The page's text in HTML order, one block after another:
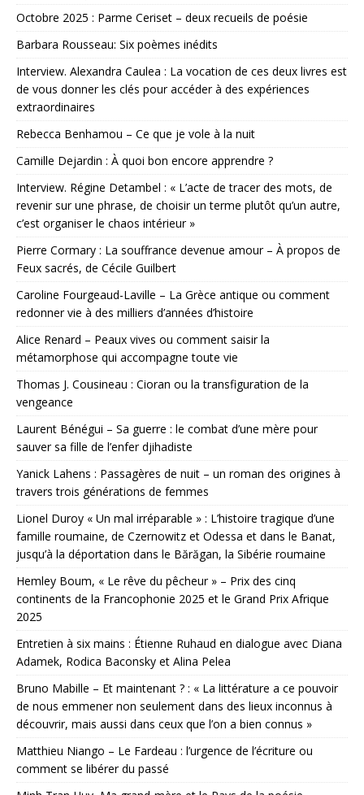
Octobre 2025 : Parme Ceriset – deux recueils de poésie
Barbara Rousseau: Six poèmes inédits
Interview. Alexandra Caulea : La vocation de ces deux livres est
de vous donner les clés pour accéder à des expériences
extraordinaires
Rebecca Benhamou – Ce que je vole à la nuit
Camille Dejardin : À quoi bon encore apprendre ?
Interview. Régine Detambel : « L’acte de tracer des mots, de
revenir sur une phrase, de choisir un terme plutôt qu’un autre,
c’est organiser le chaos intérieur »
Pierre Cormary : La souffrance devenue amour – À propos de
Feux sacrés, de Cécile Guilbert
Caroline Fourgeaud-Laville – La Grèce antique ou comment
redonner vie à des milliers d’années d’histoire
Alice Renard – Peaux vives ou comment saisir la
métamorphose qui accompagne toute vie
Thomas J. Cousineau : Cioran ou la transfiguration de la
vengeance
Laurent Bénégui – Sa guerre : le combat d’une mère pour
sauver sa fille de l’enfer djihadiste
Yanick Lahens : Passagères de nuit – un roman des origines à
travers trois générations de femmes
Lionel Duroy « Un mal irréparable » : L’histoire tragique d’une
famille roumaine, de Czernowitz et Odessa et dans le Banat,
jusqu’à la déportation dans le Bărăgan, la Sibérie roumaine
Hemley Boum, « Le rêve du pêcheur » – Prix des cinq
continents de la Francophonie 2025 et le Grand Prix Afrique
2025
Entretien à six mains : Étienne Ruhaud en dialogue avec Diana
Adamek, Rodica Baconsky et Alina Pelea
Bruno Mabille – Et maintenant ? : « La littérature a ce pouvoir
de nous emmener non seulement dans des lieux inconnus à
découvrir, mais aussi dans ceux que l’on a bien connus »
Matthieu Niango – Le Fardeau : l’urgence de l’écriture ou
comment se libérer du passé